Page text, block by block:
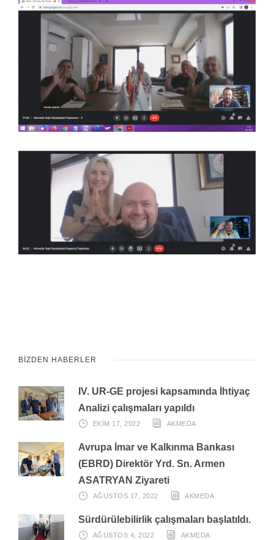
BIZDEN HABERLER
IV. UR-GE projesi kapsamında İhtiyaç
Analizi çalışmaları yapıldı
EKIM 17, 2022 AKMEDA
Avrupa İmar ve Kalkınma Bankası
(EBRD) Direktör Yrd. Sn. Armen
ASATRYAN Ziyareti
AĞUSTOS 17, 2022 AKMEDA
Sürdürülebilirlik çalışmaları başlatıldı.
AĞUSTOS 4, 2022 AKMEDA